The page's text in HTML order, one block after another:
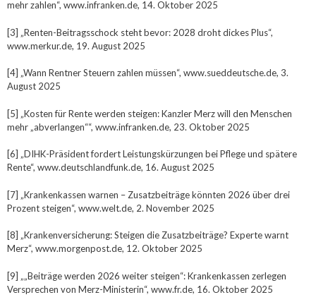
mehr zahlen“, www.infranken.de, 14. Oktober 2025
[3] „Renten-Beitragsschock steht bevor: 2028 droht dickes Plus“,
www.merkur.de, 19. August 2025
[4] „Wann Rentner Steuern zahlen müssen“, www.sueddeutsche.de, 3.
August 2025
[5] „Kosten für Rente werden steigen: Kanzler Merz will den Menschen
mehr „abverlangen““, www.infranken.de, 23. Oktober 2025
[6] „DIHK-Präsident fordert Leistungskürzungen bei Pflege und spätere
Rente“, www.deutschlandfunk.de, 16. August 2025
[7] „Krankenkassen warnen – Zusatzbeiträge könnten 2026 über drei
Prozent steigen“, www.welt.de, 2. November 2025
[8] „Krankenversicherung: Steigen die Zusatzbeiträge? Experte warnt
Merz“, www.morgenpost.de, 12. Oktober 2025
[9] „„Beiträge werden 2026 weiter steigen“: Krankenkassen zerlegen
Versprechen von Merz-Ministerin“, www.fr.de, 16. Oktober 2025